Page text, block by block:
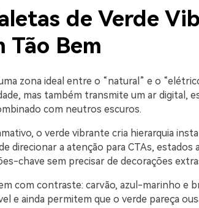
de Verde
Tão Bem
zona ideal entre o “natural” e o
mas também transmite um ar digital,
com neutros escuros.
o verde vibrante cria hierarquia
direcionar a atenção para CTAs, estados
chave sem precisar de decorações
com contraste: carvão, azul-marinho e
e ainda permitem que o verde pareça